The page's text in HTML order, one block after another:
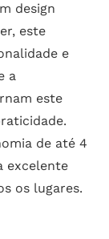
design
este
e
a
este
de até 4
excelente
os lugares.